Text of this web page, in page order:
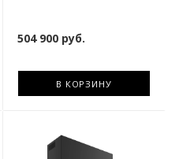
504 900руб.
В КОРЗИНУ